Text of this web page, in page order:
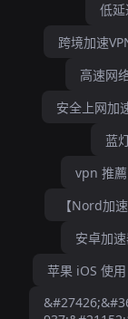
低
跨境加速
高速网
安全上网
蓝
vpn 推
【Nord加
安卓加
苹果 iOS 使